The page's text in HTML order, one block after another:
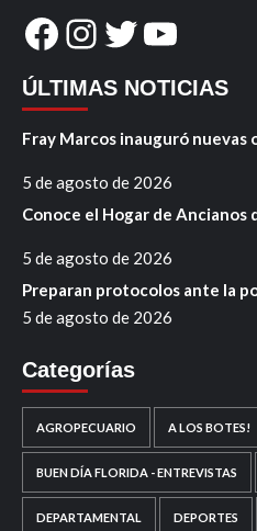
Facebook
Instagram
Twitter
ÚLTIMAS NOTICIAS
Fray Marcos inauguró nuevas
5 de agosto de 2026
Conoce el Hogar de Ancianos
5 de agosto de 2026
Preparan protocolos ante la
5 de agosto de 2026
Categorías
AGROPECUARIO A LOS BOTES!
BUEN DÍA FLORIDA - ENTREVISTAS
DEPARTAMENTAL DEPORTES